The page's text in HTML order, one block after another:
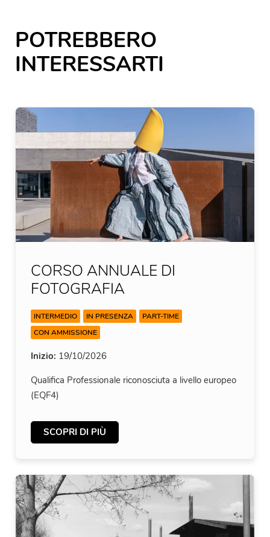
POTREBBERO
INTERESSARTI
CORSO ANNUALE DI
FOTOGRAFIA
INTERMEDIO IN PRESENZA
PART-TIME
CON AMMISSIONE
Inizio: 19/10/2026
Qualifica Professionale riconosciuta a livello europeo
(EQF4)
SCOPRI DI PIÙ